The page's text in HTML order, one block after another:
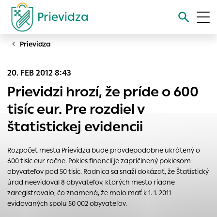
Prievidza
Vyhľadávanie
Prievidza
20. FEB 2012 8:43
Prievidzi hrozí, že príde o 600
tisíc eur. Pre rozdiel v
štatistickej evidencii
Rozpočet mesta Prievidza bude pravdepodobne ukrátený o
600 tisíc eur ročne. Pokles financií je zapríčinený poklesom
obyvateľov pod 50 tisíc. Radnica sa snaží dokázať, že Štatistický
úrad neevidoval 8 obyvateľov, ktorých mesto riadne
zaregistrovalo, čo znamená, že malo mať k 1. 1. 2011
evidovaných spolu 50 002 obyvateľov.
Nastavenie cookies
Cookies sú malé súbory, do ktorých webové stránky môžu
ukladať informácie o vašej aktivite a preferenciách.
Používajú sa napríklad k tomu, aby si webový prehliadač
zapamätoval Vaše prihlásenie alebo aby sa uložila Vaša
voľba v tomto okne.
Vyberte úroveň cookies, ktorú chcete povoliť
Technické cookies
Technické súbory cookie sú pre prevádzku nevyhnutné a
pomáhajú urobiť webové stránky uplatniteľnými tým, že